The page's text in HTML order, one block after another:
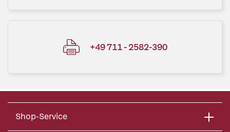
+49 711 - 2582-390
Shop-Service